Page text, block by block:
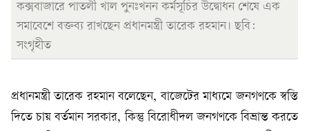
কক্সবাজারে পাতলী খাল পুনঃখনন কর্মসূচির উদ্বোধন শেষে এক
সমাবেশে বক্তব্য রাখছেন প্রধানমন্ত্রী তারেক রহমান। ছবি:
সংগৃহীত
প্রধানমন্ত্রী তারেক রহমান বলেছেন, বাজেটের মাধ্যমে জনগণকে স্বস্তি
দিতে চায় বর্তমান সরকার, কিন্তু বিরোধীদল জনগণকে বিভ্রান্ত করতে